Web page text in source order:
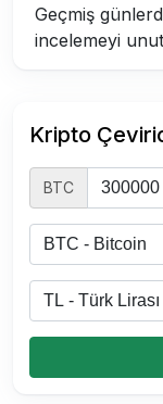
Geçmiş
incelemeyi
Kripto
BTC